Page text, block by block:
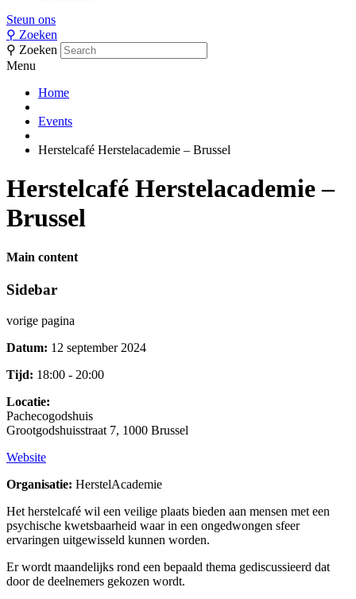
Steun ons
⚲ Zoeken
⚲ Zoeken
Menu
Home
Events
Herstelcafé Herstelacademie – Brussel
Herstelcafé Herstelacademie –
Brussel
Main content
Sidebar
vorige pagina
Datum: 12 september 2024
Tijd: 18:00 - 20:00
Locatie:
Pachecogodshuis
Grootgodshuisstraat 7, 1000 Brussel
Website
Organisatie: HerstelAcademie
Het herstelcafé wil een veilige plaats bieden aan mensen met een
psychische kwetsbaarheid waar in een ongedwongen sfeer
ervaringen uitgewisseld kunnen worden.
Er wordt maandelijks rond een bepaald thema gediscussieerd dat
door de deelnemers gekozen wordt.